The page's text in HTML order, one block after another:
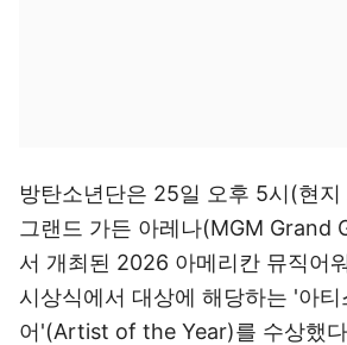
방탄소년단은 25일 오후 5시(현
그랜드 가든 아레나(MGM Grand
서 개최된 2026 아메리칸 뮤직어
시상식에서 대상에 해당하는 '아티
어'(Artist of the Year)를 수상했